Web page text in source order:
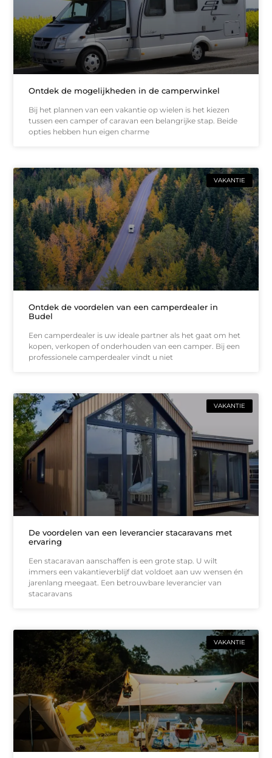
Ontdek de mogelijkheden in de camperwinkel
Bij het plannen van een vakantie op wielen is het kiezen
tussen een camper of caravan een belangrijke stap. Beide
opties hebben hun eigen charme
VAKANTIE
Ontdek de voordelen van een camperdealer in
Budel
Een camperdealer is uw ideale partner als het gaat om het
kopen, verkopen of onderhouden van een camper. Bij een
professionele camperdealer vindt u niet
VAKANTIE
De voordelen van een leverancier stacaravans met
ervaring
Een stacaravan aanschaffen is een grote stap. U wilt
immers een vakantieverblijf dat voldoet aan uw wensen én
jarenlang meegaat. Een betrouwbare leverancier van
stacaravans
VAKANTIE